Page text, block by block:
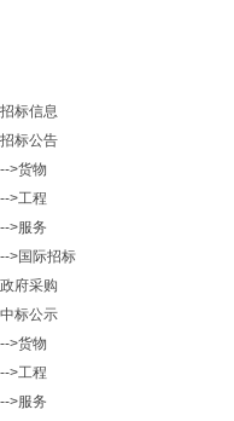
招标信息
招标公告
-->货物
-->工程
-->服务
-->国际招标
政府采购
中标公示
-->货物
-->工程
-->服务